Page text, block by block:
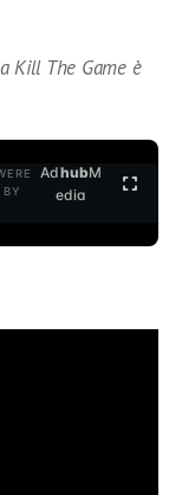
Kill The Game è
BY
AdhubM
edia